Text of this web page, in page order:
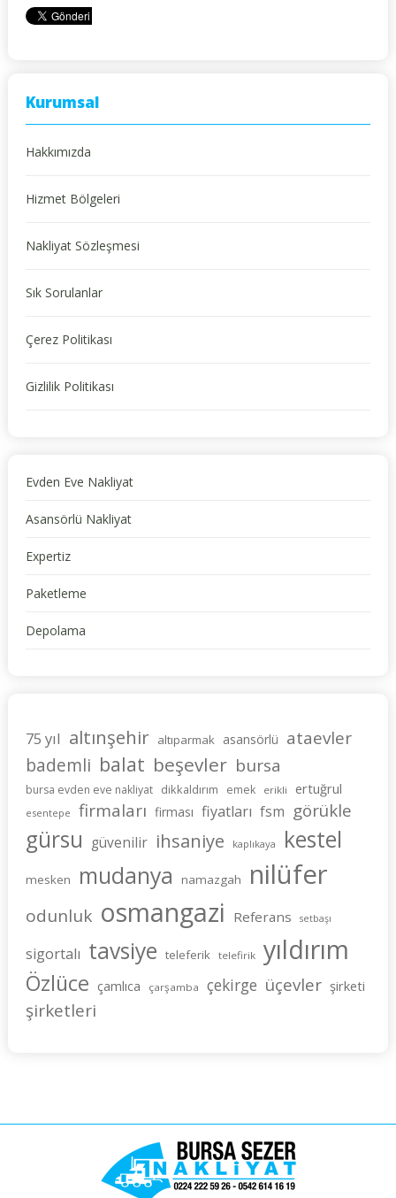
Kurumsal
Hakkımızda
Hizmet Bölgeleri
Nakliyat Sözleşmesi
Sık Sorulanlar
Çerez Politikası
Gizlilik Politikası
Evden Eve Nakliyat
Asansörlü Nakliyat
Expertiz
Paketleme
Depolama
75 yıl altınşehir altıparmak asansörlü ataevler
bademli balat beşevler bursa
bursa evden eve nakliyat dikkaldırım emek erikli ertuğrul
esentepe firmaları firması fiyatları fsm görükle
gürsu güvenilir ihsaniye kaplıkaya kestel
mesken mudanya namazgah nilüfer
odunluk osmangazi Referans setbaşı
sigortalı tavsiye teleferik telefirik yıldırım
Özlüce çamlıca çarşamba çekirge üçevler şirketi
şirketleri